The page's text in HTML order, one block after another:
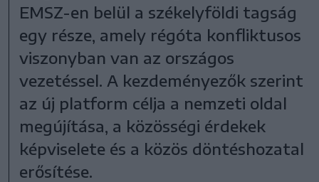
EMSZ-en belül a székelyföldi tagság
egy része, amely régóta konfliktusos
viszonyban van az országos
vezetéssel. A kezdeményezők szerint
az új platform célja a nemzeti oldal
megújítása, a közösségi érdekek
képviselete és a közös döntéshozatal
erősítése.